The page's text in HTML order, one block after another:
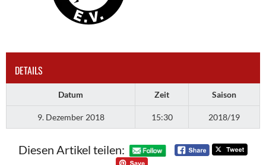
DETAILS
Datum Zeit Saison
9. Dezember 2018 15:30 2018/19
Diesen Artikel teilen: